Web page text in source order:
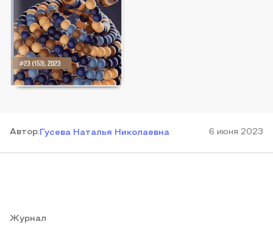
Автор:Гусева Наталья Николаевна 6 июня 2023
Журнал